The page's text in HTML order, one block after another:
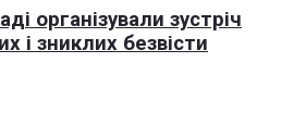
організували зустріч
і зниклих безвісти